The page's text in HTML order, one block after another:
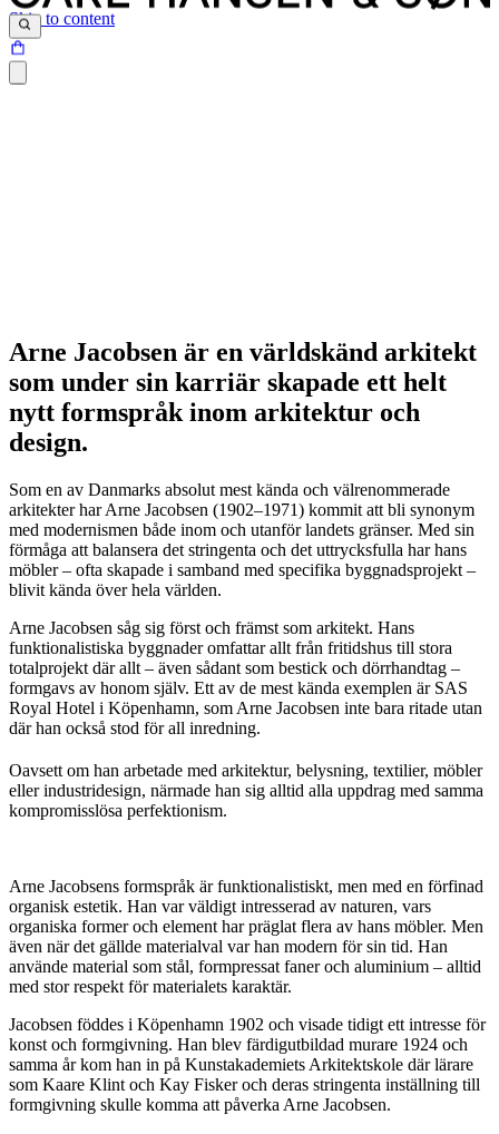
Skip to content
Arne Jacobsen är en världskänd arkitekt
som under sin karriär skapade ett helt
nytt formspråk inom arkitektur och
design.
Som en av Danmarks absolut mest kända och välrenommerade
arkitekter har Arne Jacobsen (1902–1971) kommit att bli synonym
med modernismen både inom och utanför landets gränser. Med sin
förmåga att balansera det stringenta och det uttrycksfulla har hans
möbler – ofta skapade i samband med specifika byggnadsprojekt –
blivit kända över hela världen.
Arne Jacobsen såg sig först och främst som arkitekt. Hans
funktionalistiska byggnader omfattar allt från fritidshus till stora
totalprojekt där allt – även sådant som bestick och dörrhandtag –
formgavs av honom själv. Ett av de mest kända exemplen är SAS
Royal Hotel i Köpenhamn, som Arne Jacobsen inte bara ritade utan
där han också stod för all inredning.
Oavsett om han arbetade med arkitektur, belysning, textilier, möbler
eller industridesign, närmade han sig alltid alla uppdrag med samma
kompromisslösa perfektionism.
Arne Jacobsens formspråk är funktionalistiskt, men med en förfinad
organisk estetik. Han var väldigt intresserad av naturen, vars
organiska former och element har präglat flera av hans möbler. Men
även när det gällde materialval var han modern för sin tid. Han
använde material som stål, formpressat faner och aluminium – alltid
med stor respekt för materialets karaktär.
Jacobsen föddes i Köpenhamn 1902 och visade tidigt ett intresse för
konst och formgivning. Han blev färdigutbildad murare 1924 och
samma år kom han in på Kunstakademiets Arkitektskole där lärare
som Kaare Klint och Kay Fisker och deras stringenta inställning till
formgivning skulle komma att påverka Arne Jacobsen.